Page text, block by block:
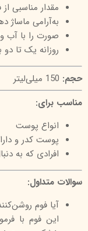
مقدار مناسبی
به‌آرامی ماساژ
صورت را با آب
روزانه یک تا
حجم:
مناسب برای:
انواع پوست
پوست کدر و
افرادی که به
سوالات متداول:
آیا فوم
این فوم با